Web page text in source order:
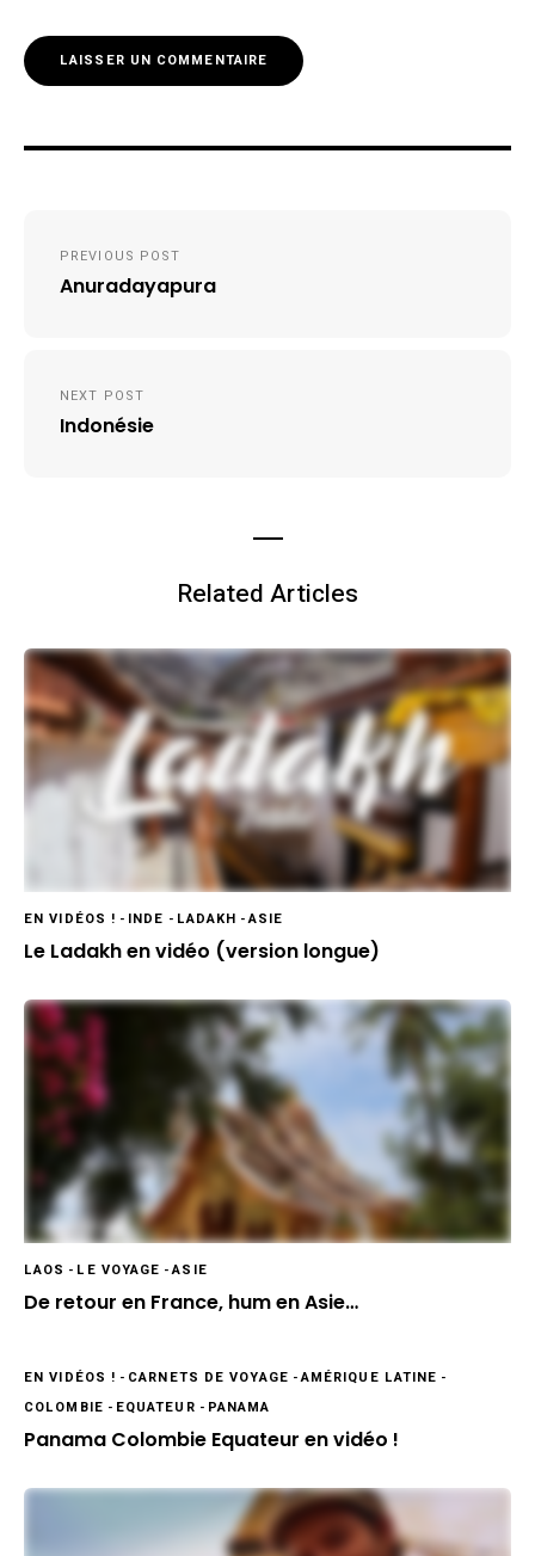
PREVIOUS POST
Anuradayapura
NEXT POST
Indonésie
Related Articles
EN VIDÉOS ! - INDE - LADAKH -ASIE
Le Ladakh en vidéo (version longue)
LAOS - LE VOYAGE -ASIE
De retour en France, hum en Asie…
EN VIDÉOS ! - CARNETS DE VOYAGE -AMÉRIQUE LATINE -
COLOMBIE - EQUATEUR - PANAMA
Panama Colombie Equateur en vidéo !